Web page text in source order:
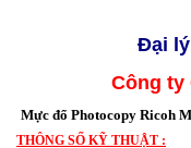
Đại lý
Công ty
Mực đổ Photocopy Ricoh
THÔNG SỐ KỸ THUẬT :